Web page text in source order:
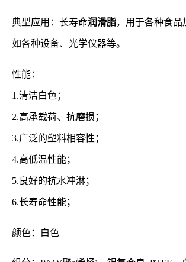
典型应用：长寿命润滑脂，用于各种食
如各种设备、光学仪器等。
性能：
1.清洁白色；
2.高承载荷、抗磨损；
3.广泛的塑料相容性；
4.高低温性能；
5.良好的抗水冲淋；
6.长寿命性能；
颜色：白色